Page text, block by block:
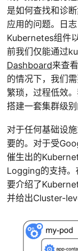
是如何查找和诊
应用的问题。日
Kubernetes组件
前我们仅能通过
Dashboard来查
的情况下，我们
繁琐，过程低效
搭建一套集群级
对于任何基础设
要的。对于受
催生出的
Logging的支持。
要介绍了
并给出Cluster-